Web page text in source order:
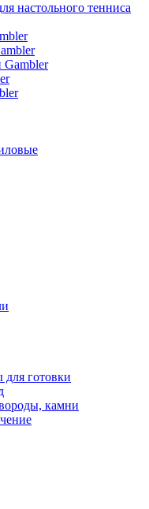
настольного тенниса
Gambler
готовки
камни